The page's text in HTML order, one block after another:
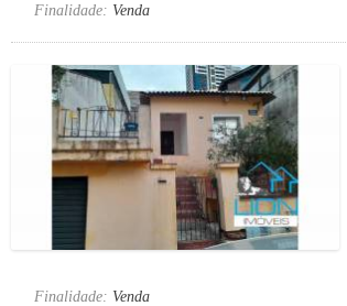
Finalidade: Venda
Finalidade: Venda